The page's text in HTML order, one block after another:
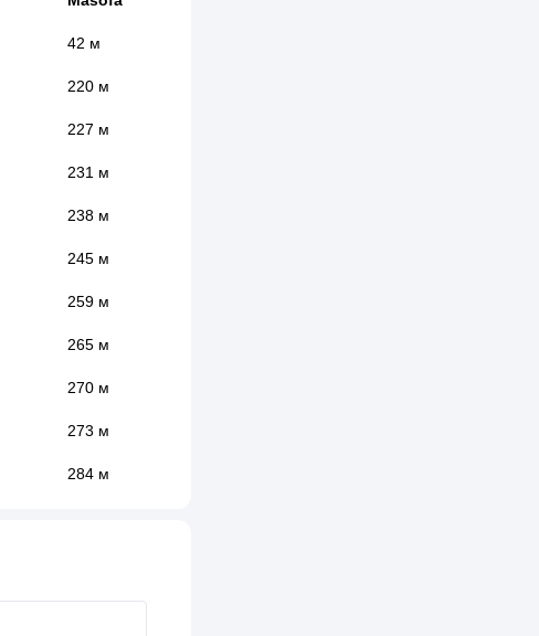
42 м
220 м
227 м
231 м
238 м
245 м
259 м
265 м
270 м
273 м
284 м
351 м